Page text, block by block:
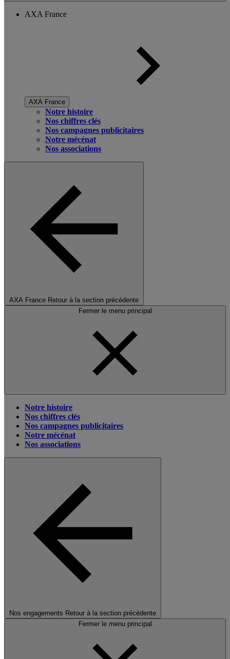
AXA France
AXA France
Notre histoire
Nos chiffres clés
Nos campagnes publicitaires
Notre mécénat
Nos associations
AXA France Retour à la section précédente
Fermer le menu principal
Notre histoire
Nos chiffres clés
Nos campagnes publicitaires
Notre mécénat
Nos associations
Nos engagements Retour à la section précédente
Fermer le menu principal